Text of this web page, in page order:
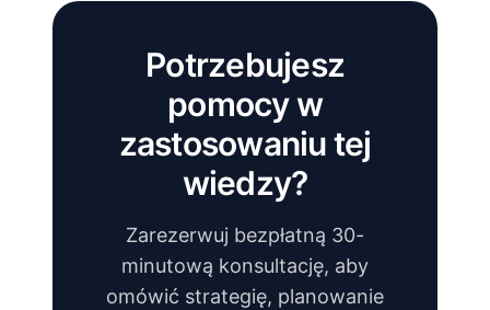
Potrzebujesz
pomocy w
zastosowaniu tej
wiedzy?
Zarezerwuj bezpłatną 30-
minutową konsultację, aby
omówić strategię, planowanie